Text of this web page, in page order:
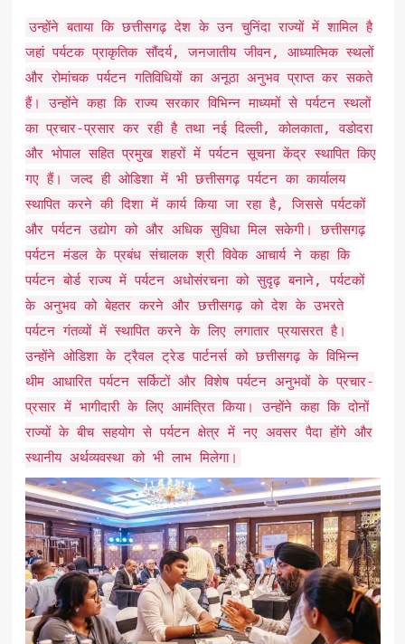
उन्होंने बताया कि छत्तीसगढ़ देश के उन चुनिंदा राज्यों में शामिल है
जहां पर्यटक प्राकृतिक सौंदर्य, जनजातीय जीवन, आध्यात्मिक स्थलों
और रोमांचक पर्यटन गतिविधियों का अनूठा अनुभव प्राप्त कर सकते
हैं। उन्होंने कहा कि राज्य सरकार विभिन्न माध्यमों से पर्यटन स्थलों
का प्रचार-प्रसार कर रही है तथा नई दिल्ली, कोलकाता, वडोदरा
और भोपाल सहित प्रमुख शहरों में पर्यटन सूचना केंद्र स्थापित किए
गए हैं। जल्द ही ओडिशा में भी छत्तीसगढ़ पर्यटन का कार्यालय
स्थापित करने की दिशा में कार्य किया जा रहा है, जिससे पर्यटकों
और पर्यटन उद्योग को और अधिक सुविधा मिल सकेगी। छत्तीसगढ़
पर्यटन मंडल के प्रबंध संचालक श्री विवेक आचार्य ने कहा कि
पर्यटन बोर्ड राज्य में पर्यटन अधोसंरचना को सुदृढ़ बनाने, पर्यटकों
के अनुभव को बेहतर करने और छत्तीसगढ़ को देश के उभरते
पर्यटन गंतव्यों में स्थापित करने के लिए लगातार प्रयासरत है।
उन्होंने ओडिशा के ट्रैवल ट्रेड पार्टनर्स को छत्तीसगढ़ के विभिन्न
थीम आधारित पर्यटन सर्किटों और विशेष पर्यटन अनुभवों के प्रचार-
प्रसार में भागीदारी के लिए आमंत्रित किया। उन्होंने कहा कि दोनों
राज्यों के बीच सहयोग से पर्यटन क्षेत्र में नए अवसर पैदा होंगे और
स्थानीय अर्थव्यवस्था को भी लाभ मिलेगा।